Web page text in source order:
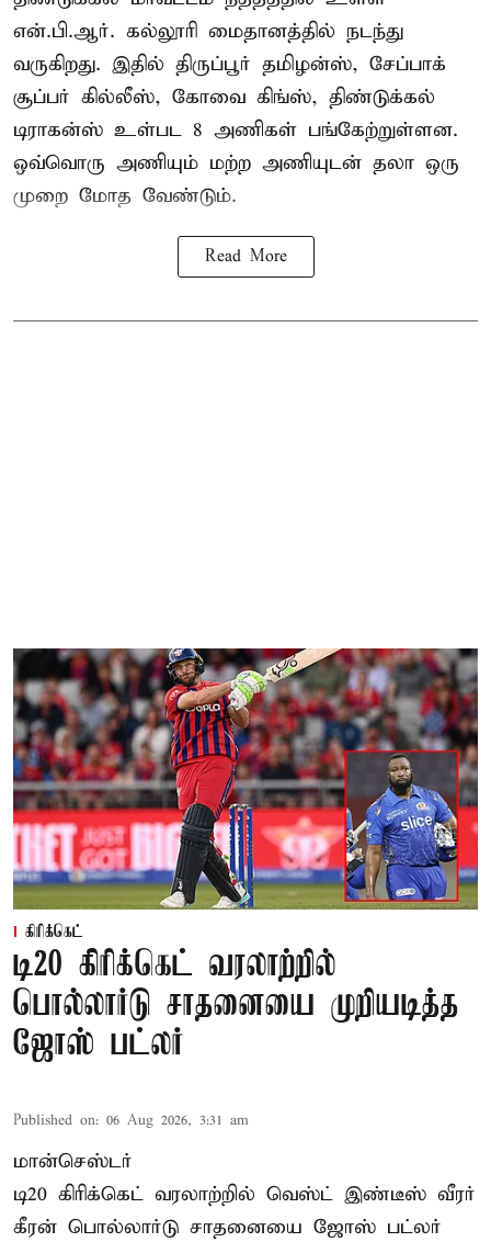
என்.பி.ஆர். கல்லூரி மைதானத்தில் நடந்து
வருகிறது. இதில் திருப்பூர் தமிழன்ஸ், சேப்பாக்
சூப்பர் கில்லீஸ், கோவை கிங்ஸ், திண்டுக்கல்
டிராகன்ஸ் உள்பட 8 அணிகள் பங்கேற்றுள்ளன.
ஒவ்வொரு அணியும் மற்ற அணியுடன் தலா ஒரு
முறை மோத வேண்டும்.
Read More
கிரிக்கெட்
டி20 கிரிக்கெட் வரலாற்றில்
பொல்லார்டு சாதனையை முறியடித்த
ஜோஸ் பட்லர்
Published on: 06 Aug 2026, 3:31 am
மான்செஸ்டர்
டி20 கிரிக்கெட் வரலாற்றில் வெஸ்ட் இண்டீஸ் வீரர்
கீரன் பொல்லார்டு சாதனையை ஜோஸ் பட்லர்